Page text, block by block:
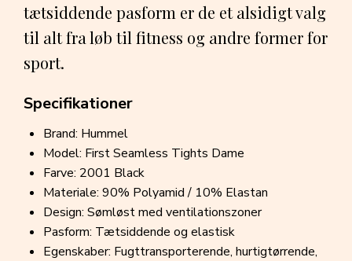
tætsiddende pasform er de et alsidigt valg
til alt fra løb til fitness og andre former for
sport.
Specifikationer
Brand: Hummel
Model: First Seamless Tights Dame
Farve: 2001 Black
Materiale: 90% Polyamid / 10% Elastan
Design: Sømløst med ventilationszoner
Pasform: Tætsiddende og elastisk
Egenskaber: Fugttransporterende, hurtigtørrende,